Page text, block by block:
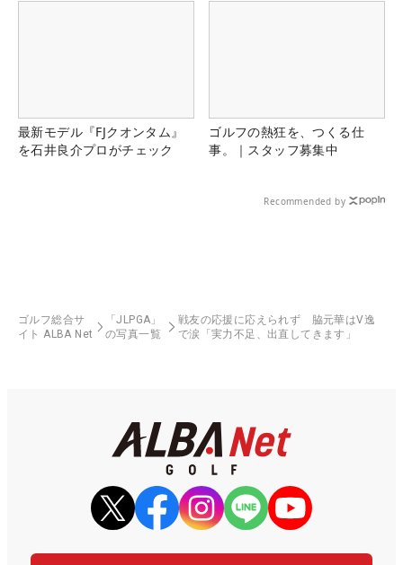
最新モデル『FJクオンタム』
を石井良介プロがチェック
ゴルフの熱狂を、つくる仕
事。｜スタッフ募集中
Recommended by
ゴルフ総合サ
イト ALBA Net
「JLPGA」
の写真一覧
戦友の応援に応えられず 脇元華はV逸
で涙「実力不足、出直してきます」